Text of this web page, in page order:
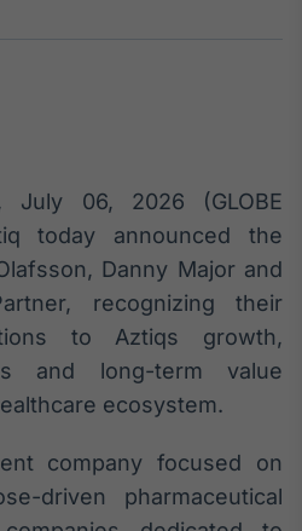
tempo real
Broadcast
Energia
O setor de
energia elétrica
no Brasil
Broadcast
White Label
Plataforma para
July 06, 2026 (GLOBE
today announced the
Danny Major and
recognizing their
to Aztiqs growth,
and long-term value
ecosystem.
company focused on
driven pharmaceutical